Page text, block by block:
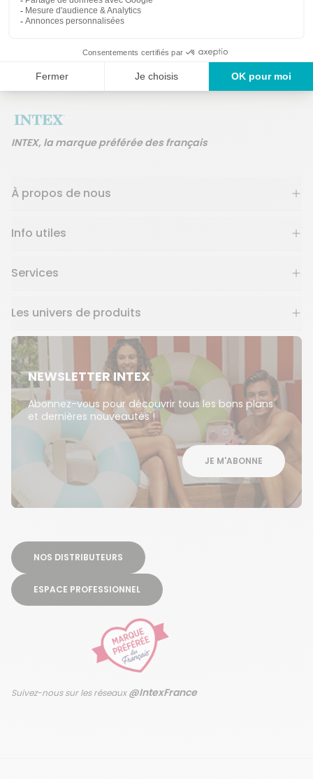
Un service en France
ans
INTEX, la marque préférée des français
À propos de nous
Info utiles
Services
Les univers de produits
NEWSLETTER INTEX
Abonnez-vous pour découvrir tous les bons plans
et dernières nouveautés !
JE M'ABONNE
NOS DISTRIBUTEURS
ESPACE PROFESSIONNEL
Suivez-nous sur les réseaux@IntexFrance